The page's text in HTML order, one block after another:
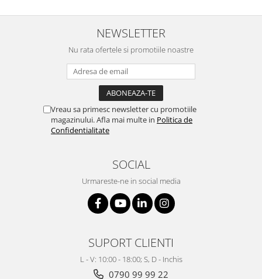
NEWSLETTER
Nu rata ofertele si promotiile noastre
Vreau sa primesc newsletter cu promotiile
magazinului. Afla mai multe in Politica de
Confidentialitate
SOCIAL
Urmareste-ne in social media
SUPORT CLIENTI
L - V: 10:00 - 18:00; S, D - Inchis
0790 99 99 22